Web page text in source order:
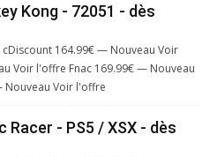
Kong - 72051 - dès
cDiscount 164.99€ — Nouveau Voir
Voir l'offre Fnac 169.99€ — Nouveau
Voir l'offre
Racer - PS5 / XSX - dès